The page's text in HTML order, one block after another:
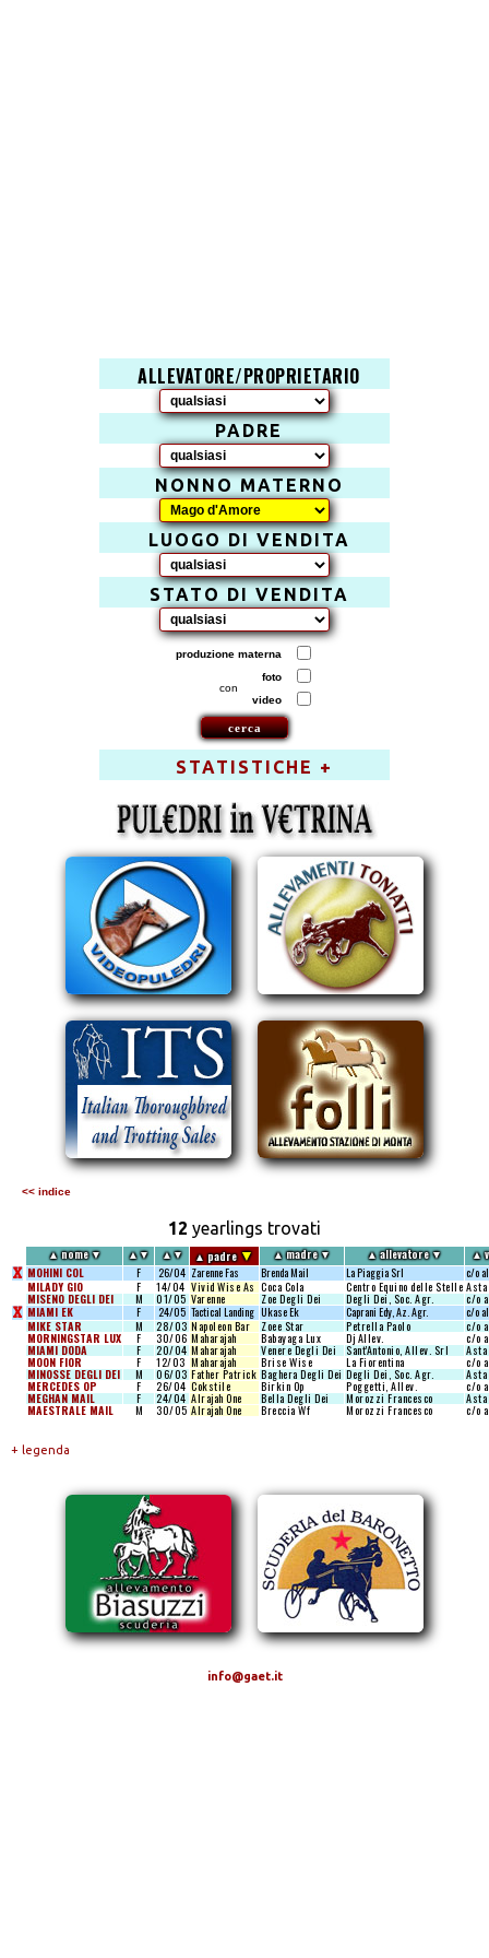
ALLEVATORE/PROPRIETARIO
PADRE
NONNO MATERNO
LUOGO DI VENDITA
STATO DI VENDITA
produzione materna
con
foto
video
STATISTICHE +
<< indice
12 yearlings trovati
▲nome▼ ▲▼ ▲▼ ▲padre▼ ▲madre▼ ▲allevatore▼ ▲
X MOHINI COL F 26/04 Zarenne Fas Brenda Mail La Piaggia Srl
c/o
MILADY GIO
F 14/04 Vivid Wise As Coca Cola Centro Equino delle Stelle Asta
MISENO DEGLI DEI M 01/05 Varenne Zoe Degli Dei Degli Dei, Soc. Agr. c/o
X MIAMI EK F 24/05 Tactical Landing Ukase Ek Caprani Edy, Az. Agr.
c/o
MIKE STAR
M 28/03 Napoleon Bar Zoee Star Petrella Paolo c/o
MORNINGSTAR LUX F 30/06 Maharajah Babayaga Lux Dj Allev. c/o
MIAMI DODA F 20/04 Maharajah Venere Degli Dei Sant'Antonio, Allev. Srl Asta
MOON FIOR F 12/03 Maharajah Brise Wise La Fiorentina c/o
MINOSSE DEGLI DEI M 06/03 Father Patrick Baghera Degli Dei Degli Dei, Soc. Agr. Asta
MERCEDES OP F 26/04 Cokstile Birkin Op Poggetti, Allev. c/o
MEGHAN MAIL F 24/04 Alrajah One Bella Degli Dei Morozzi Francesco Asta
MAESTRALE MAIL M 30/05 Alrajah One Breccia Wf Morozzi Francesco c/o
+ legenda
info@gaet.it